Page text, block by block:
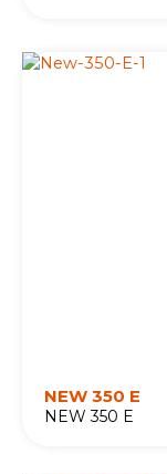
NEW 350 E
NEW 350 E